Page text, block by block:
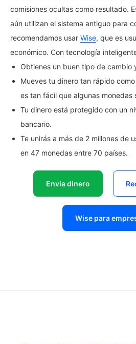
comisiones ocultas como resultado.
aún utilizan el sistema antiguo para
recomendamos usar Wise, que es
económico. Con tecnología
Obtienes un buen tipo de cambio
Mueves tu dinero tan rápido
es tan fácil que algunas monedas
Tu dinero está protegido con un
bancario.
Te unirás a más de 2 millones de
en 47 monedas entre 70 países.
Envía dinero
Wise para